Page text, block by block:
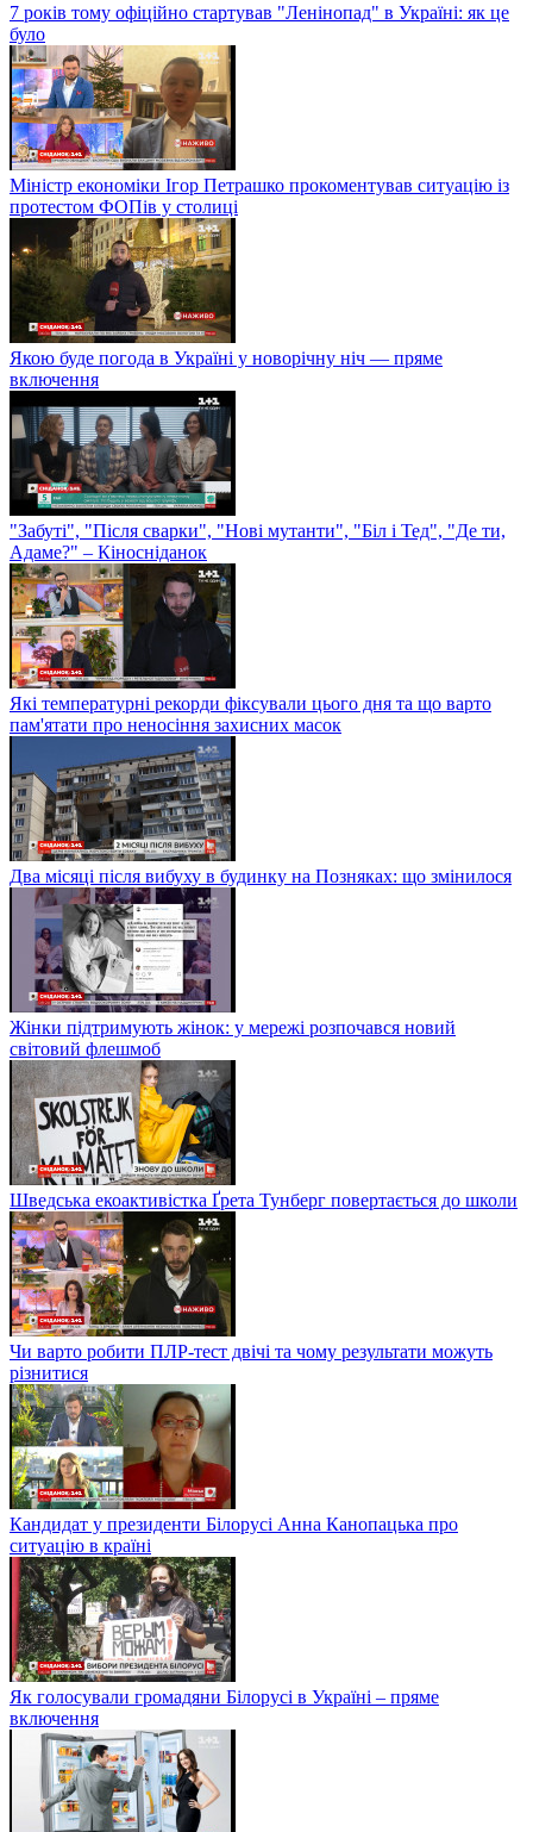
7 років тому офіційно стартував "Ленінопад" в Україні: як це
було
Міністр економіки Ігор Петрашко прокоментував ситуацію із
протестом ФОПів у столиці
Якою буде погода в Україні у новорічну ніч — пряме
включення
"Забуті", "Після сварки", "Нові мутанти", "Біл і Тед", "Де ти,
Адаме?" – Кіносніданок
Які температурні рекорди фіксували цього дня та що варто
пам'ятати про неносіння захисних масок
Два місяці після вибуху в будинку на Позняках: що змінилося
Жінки підтримують жінок: у мережі розпочався новий
світовий флешмоб
Шведська екоактивістка Ґрета Тунберг повертається до школи
Чи варто робити ПЛР-тест двічі та чому результати можуть
різнитися
Кандидат у президенти Білорусі Анна Канопацька про
ситуацію в країні
Як голосували громадяни Білорусі в Україні – пряме
включення